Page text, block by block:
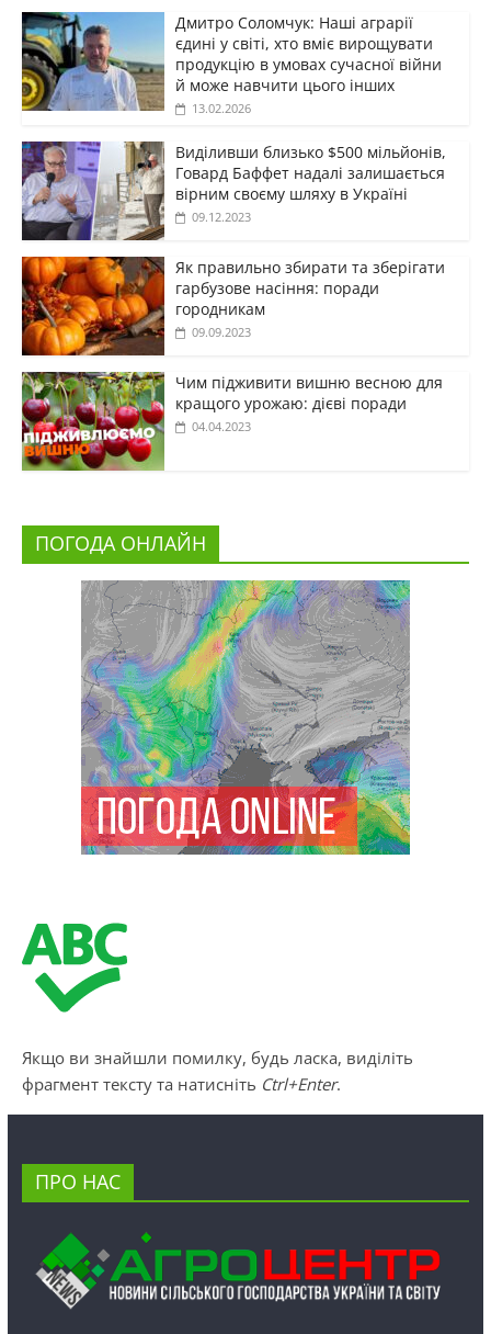
Дмитро Соломчук: Наші аграрії
єдині у світі, хто вміє вирощувати
продукцію в умовах сучасної війни
й може навчити цього інших
13.02.2026
Виділивши близько $500 мільйонів,
Говард Баффет надалі залишається
вірним своєму шляху в Україні
09.12.2023
Як правильно збирати та зберігати
гарбузове насіння: поради
городникам
09.09.2023
Чим підживити вишню весною для
кращого урожаю: дієві поради
04.04.2023
ПОГОДА ОНЛАЙН
Якщо ви знайшли помилку, будь ласка, виділіть
фрагмент тексту та натисніть Ctrl+Enter.
ПРО НАС